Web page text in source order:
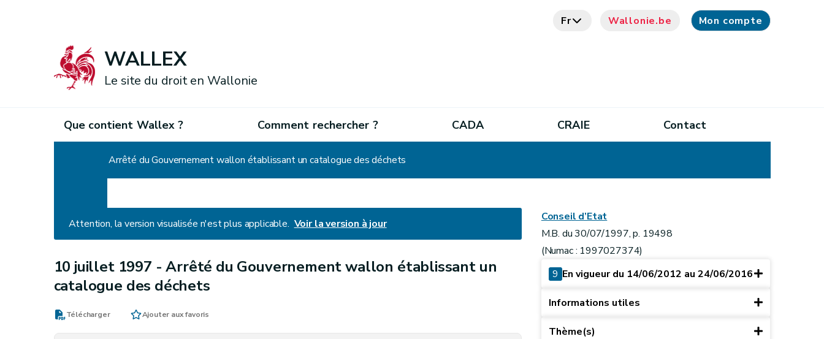
Fr Wallonie.be Mon compte
WALLEX
Le site du droit en Wallonie
Que contient Wallex ? Comment rechercher ? CADA CRAIE Contact
Arrêté du Gouvernement wallon établissant un catalogue des déchets
Attention, la version visualisée n'est plus applicable. Voir la version à jour
10 juillet 1997 -Arrêté du Gouvernement wallon établissant un
catalogue des déchets
Télécharger Ajouter aux favoris
Conseil d’Etat
M.B. du 30/07/1997, p. 19498
(Numac : 1997027374)
9 En vigueur du 14/06/2012 au 24/06/2016
Informations utiles
Thème(s)